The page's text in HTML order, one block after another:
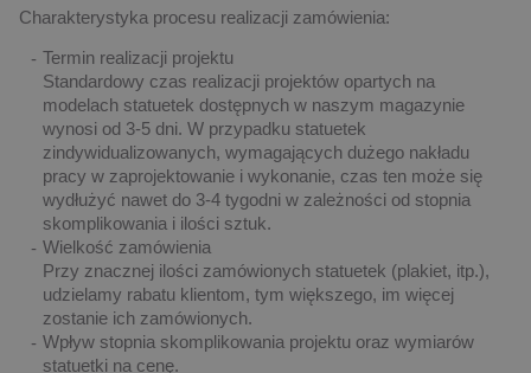
Charakterystyka procesu realizacji zamówienia:
Termin realizacji projektu
Standardowy czas realizacji projektów opartych na
modelach statuetek dostępnych w naszym magazynie
wynosi od 3-5 dni. W przypadku statuetek
zindywidualizowanych, wymagających dużego nakładu
pracy w zaprojektowanie i wykonanie, czas ten może się
wydłużyć nawet do 3-4 tygodni w zależności od stopnia
skomplikowania i ilości sztuk.
Wielkość zamówienia
Przy znacznej ilości zamówionych statuetek (plakiet, itp.),
udzielamy rabatu klientom, tym większego, im więcej
zostanie ich zamówionych.
Wpływ stopnia skomplikowania projektu oraz wymiarów
statuetki na cenę.